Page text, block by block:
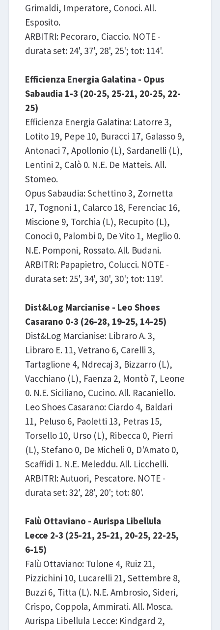
Grimaldi, Imperatore, Conoci. All.
Esposito.
ARBITRI: Pecoraro, Ciaccio. NOTE -
durata set: 24', 37', 28', 25'; tot: 114'.
Efficienza Energia Galatina - Opus
Sabaudia 1-3 (20-25, 25-21, 20-25, 22-
25)
Efficienza Energia Galatina: Latorre 3,
Lotito 19, Pepe 10, Buracci 17, Galasso 9,
Antonaci 7, Apollonio (L), Sardanelli (L),
Lentini 2, Calò 0. N.E. De Matteis. All.
Stomeo.
Opus Sabaudia: Schettino 3, Zornetta
17, Tognoni 1, Calarco 18, Ferenciac 16,
Miscione 9, Torchia (L), Recupito (L),
Conoci 0, Palombi 0, De Vito 1, Meglio 0.
N.E. Pomponi, Rossato. All. Budani.
ARBITRI: Papapietro, Colucci. NOTE -
durata set: 25', 34', 30', 30'; tot: 119'.
Dist&Log Marcianise - Leo Shoes
Casarano 0-3 (26-28, 19-25, 14-25)
Dist&Log Marcianise: Libraro A. 3,
Libraro E. 11, Vetrano 6, Carelli 3,
Tartaglione 4, Ndrecaj 3, Bizzarro (L),
Vacchiano (L), Faenza 2, Montò 7, Leone
0. N.E. Siciliano, Cucino. All. Racaniello.
Leo Shoes Casarano: Ciardo 4, Baldari
11, Peluso 6, Paoletti 13, Petras 15,
Torsello 10, Urso (L), Ribecca 0, Pierri
(L), Stefano 0, De Micheli 0, D'Amato 0,
Scaffidi 1. N.E. Meleddu. All. Licchelli.
ARBITRI: Autuori, Pescatore. NOTE -
durata set: 32', 28', 20'; tot: 80'.
Falù Ottaviano - Aurispa Libellula
Lecce 2-3 (25-21, 25-21, 20-25, 22-25,
6-15)
Falù Ottaviano: Tulone 4, Ruiz 21,
Pizzichini 10, Lucarelli 21, Settembre 8,
Buzzi 6, Titta (L). N.E. Ambrosio, Sideri,
Crispo, Coppola, Ammirati. All. Mosca.
Aurispa Libellula Lecce: Kindgard 2,